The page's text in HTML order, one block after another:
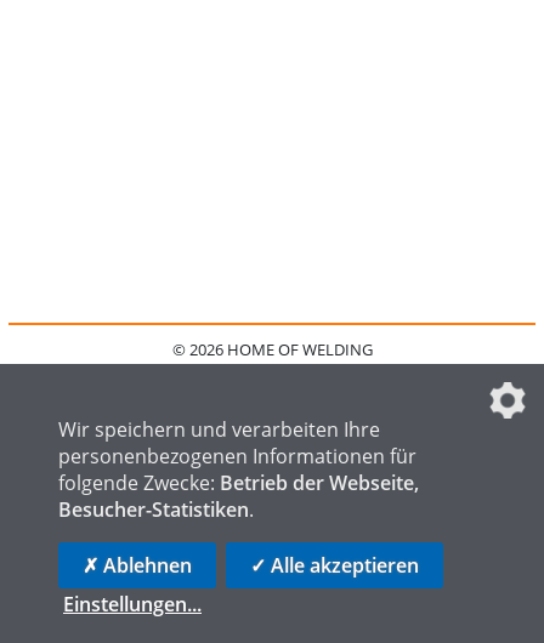
© 2026 HOME OF WELDING
IMPRESSUM
FAQ
DATENSCHUTZEINSTELLUNGEN
HOME OF LOGISTICS
Wir speichern und verarbeiten Ihre
personenbezogenen Informationen für
folgende Zwecke: Betrieb der Webseite,
Besucher-Statistiken.
✗ Ablehnen
✓ Alle akzeptieren
Einstellungen...